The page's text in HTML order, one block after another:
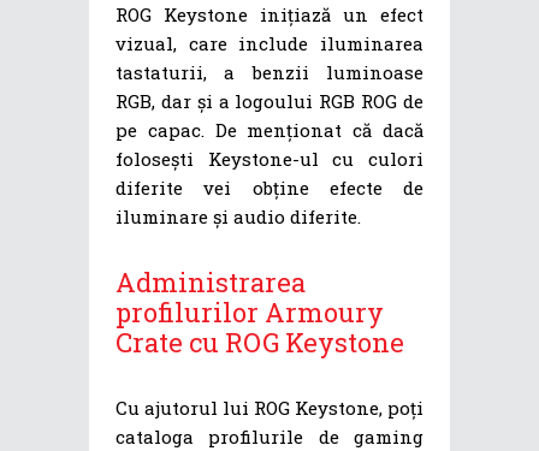
ROG Keystone inițiază un efect
vizual, care include iluminarea
tastaturii, a benzii luminoase
RGB, dar și a logoului RGB ROG de
pe capac. De menționat că dacă
folosești Keystone-ul cu culori
diferite vei obține efecte de
iluminare și audio diferite.
Administrarea
profilurilor Armoury
Crate cu ROG Keystone
Cu ajutorul lui ROG Keystone, poți
cataloga profilurile de gaming